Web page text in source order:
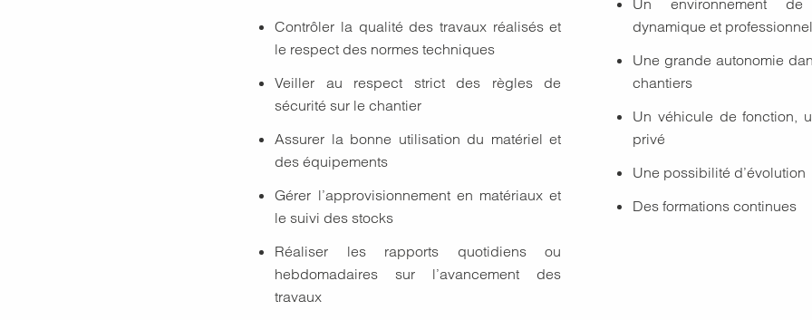
Contrôler la qualité des travaux réalisés et
le respect des normes techniques
Veiller au respect strict des règles de
sécurité sur le chantier
Assurer la bonne utilisation du matériel et
des équipements
Gérer l’approvisionnement en matériaux et
le suivi des stocks
Réaliser les rapports quotidiens ou
hebdomadaires sur l’avancement des
travaux
Un environnement
dynamique et professionnel
Une grande autonomie
chantiers
Un véhicule de fonction,
privé
Une possibilité d’évolution
Des formations continues